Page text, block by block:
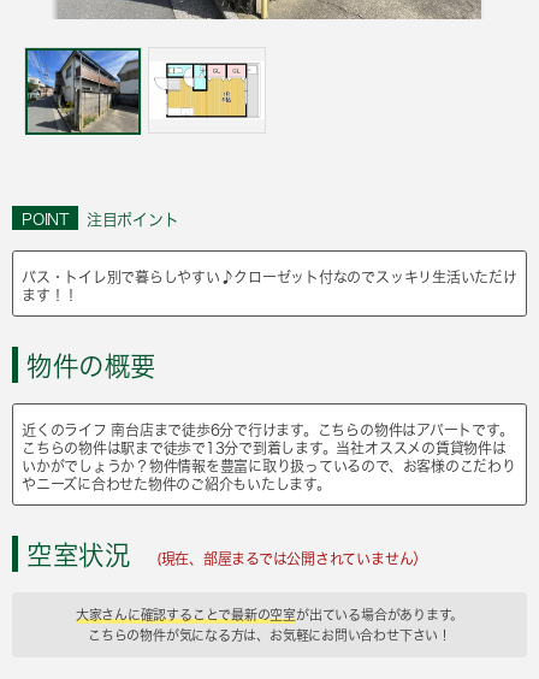
POINT 注目ポイント
バス・トイレ別で暮らしやすい♪クローゼット付なのでスッキリ生活いただけ
ます！！
物件の概要
近くのライフ 南台店まで徒歩6分で行けます。こちらの物件はアパートです。
こちらの物件は駅まで徒歩で13分で到着します。当社オススメの賃貸物件は
いかがでしょうか？物件情報を豊富に取り扱っているので、お客様のこだわり
やニーズに合わせた物件のご紹介もいたします。
空室状況 (現在、部屋まるでは公開されていません）
大家さんに確認することで最新の空室が出ている場合があります。
こちらの物件が気になる方は、お気軽にお問い合わせ下さい！